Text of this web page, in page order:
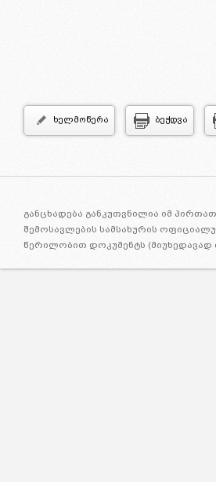
ხელმოწერა ბეჭდვა
განცხადება განკუთვნილია იმ
შემოსავლების სამსახურის
წერილობით დოკუმენტს (მიუხედავად